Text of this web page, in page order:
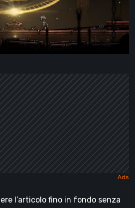
l’articolo fino in fondo senza